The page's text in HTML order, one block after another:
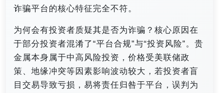
诈骗平台的核心特征完全不符。
为何会有投资者质疑其是否为诈骗？核心原因在
于部分投资者混淆了“平台合规”与“投资风险”。贵
金属本身属于中高风险投资，价格受美联储政
策、地缘冲突等因素影响波动较大，若投资者盲
目交易导致亏损，易将责任归咎于平台，误判为